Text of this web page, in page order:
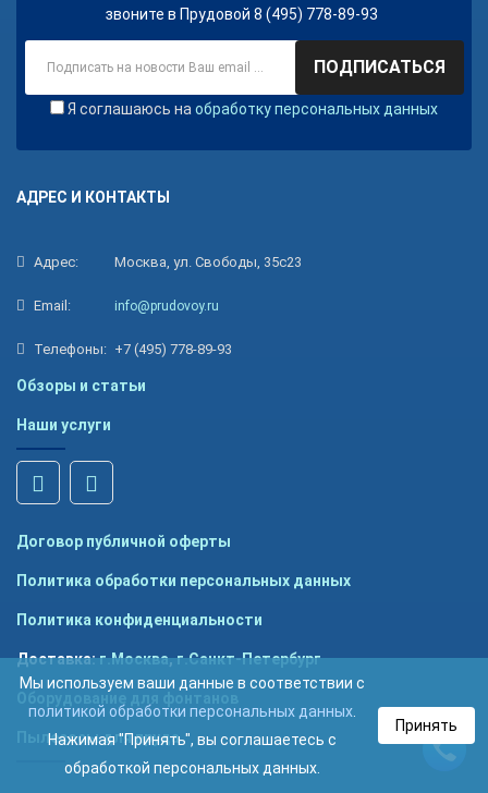
звоните в Прудовой 8 (495) 778-89-93
ПОДПИСАТЬСЯ
Я соглашаюсь на обработку персональных данных
АДРЕС И КОНТАКТЫ
Адрес: Москва, ул. Свободы, 35с23
Email: info@prudovoy.ru
Телефоны: +7 (495) 778-89-93
Обзоры и статьи
Наши услуги
Договор публичной оферты
Политика обработки персональных данных
Политика конфиденциальности
Доставка:г.Москва,г.Санкт-Петербург
Пылесосы для пруда
Мы используем ваши данные в соответствии с
политикой обработки персональных данных
Нажимая "Принять", вы соглашаетесь с
обработкой персональных данных.
Принять